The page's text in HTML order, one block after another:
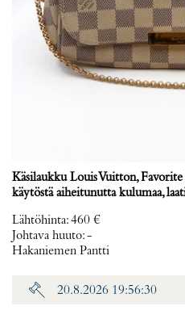
Käsilaukku Louis Vuitton,
käytöstä aiheitunutta kulumaa,
Lähtöhinta:460 €
Johtava huuto:-
Hakaniemen Pantti
20.8.2026 19:56:30